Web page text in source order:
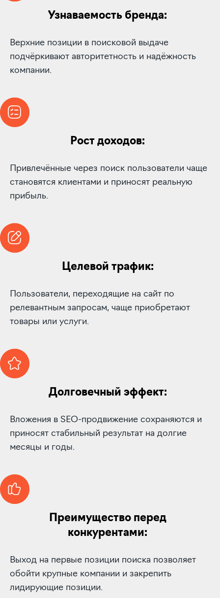
Узнаваемость бренда:
Верхние позиции в поисковой выдаче
подчёркивают авторитетность и надёжность
компании.
Рост доходов:
Привлечённые через поиск пользователи чаще
становятся клиентами и приносят реальную
прибыль.
Целевой трафик:
Пользователи, переходящие на сайт по
релевантным запросам, чаще приобретают
товары или услуги.
Долговечный эффект:
Вложения в SEO-продвижение сохраняются и
приносят стабильный результат на долгие
месяцы и годы.
Преимущество перед
конкурентами:
Выход на первые позиции поиска позволяет
обойти крупные компании и закрепить
лидирующие позиции.